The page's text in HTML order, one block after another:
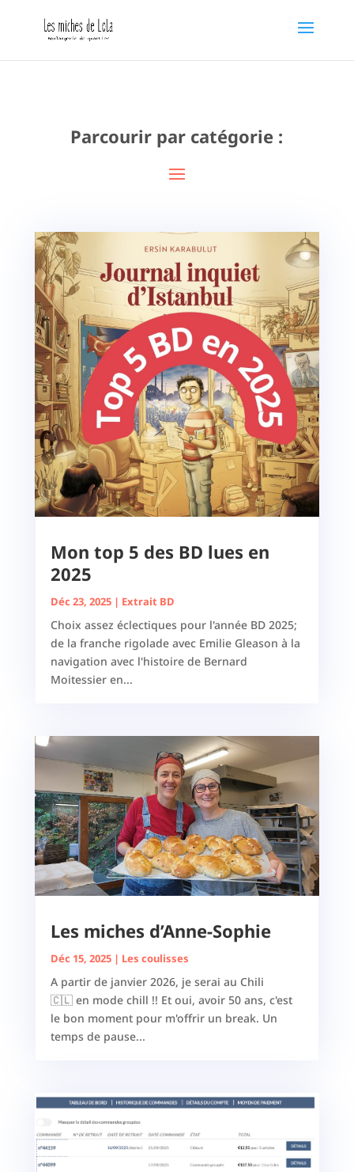
Parcourir par catégorie :
Mon top 5 des BD lues en
2025
Déc 23, 2025| Extrait BD
Choix assez éclectiques pour l'année BD 2025;
de la franche rigolade avec Emilie Gleason à la
navigation avec l'histoire de Bernard
Moitessier en...
Les miches d’Anne-Sophie
Déc 15, 2025| Les coulisses
A partir de janvier 2026, je serai au Chili
🇨🇱 en mode chill !! Et oui, avoir 50 ans, c'est
le bon moment pour m'offrir un break. Un
temps de pause...